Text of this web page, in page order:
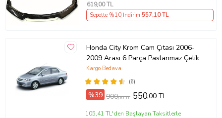
619,00 TL
Sepette %10 İndirim 557,10 TL
Honda City Krom Cam Çıtası 2006-
2009 Arası 6 Parça Paslanmaz Çelik
(6)
Kargo Bedava
%39 900,00 TL 550,00 TL
105,41 TL'den Başlayan Taksitlerle